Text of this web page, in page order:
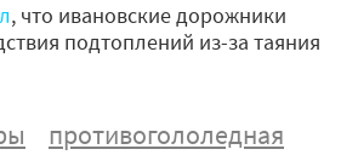
, что ивановские дорожники
подтоплений из-за таяния
противогололедная